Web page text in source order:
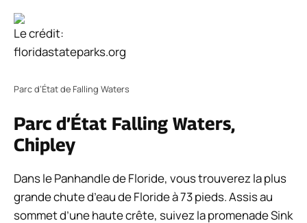
Le crédit:
floridastateparks.org
Parc d’État de Falling Waters
Parc d’État Falling Waters,
Chipley
Dans le Panhandle de Floride, vous trouverez la plus
grande chute d’eau de Floride à 73 pieds. Assis au
sommet d’une haute crête, suivez la promenade Sink